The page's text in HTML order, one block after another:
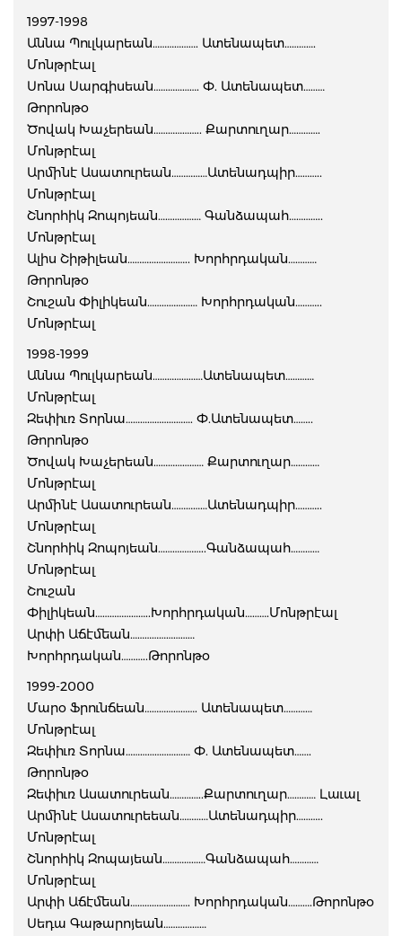
1997-1998
Աննա Պուլկարեան………………. Ատենապետ………….
Մոնթրէալ
Սոնա Սարգիսեան………………. Փ. Ատենապետ………
Թորոնթօ
Ծովակ Խաչերեան……………….. Քարտուղար………….
Մոնթրէալ
Արմինէ Ասատուրեան……………Ատենադպիր………..
Մոնթրէալ
Շնորհիկ Զոպոյեան……………… Գանձապահ…………..
Մոնթրէալ
Ալիս Շիթիլեան…………………….. Խորհրդական…………
Թորոնթօ
Շուշան Փիլիկեան………………… Խորհրդական………..
Մոնթրէալ
1998-1999
Աննա Պուլկարեան…………………Ատենապետ…………
Մոնթրէալ
Զեփիւռ Տորնա………………………. Փ.Ատենապետ……..
Թորոնթօ
Ծովակ Խաչերեան………………… Քարտուղար…………
Մոնթրէալ
Արմինէ Ասատուրեան……………Ատենադպիր………..
Մոնթրէալ
Շնորհիկ Զոպոյեան………………..Գանձապահ…………
Մոնթրէալ
Շուշան
Փիլիկեան…………………..Խորհրդական……….Մոնթրէալ
Արփի Աճէմեան………………………
Խորհրդական………..Թորոնթօ
1999-2000
Մարօ Ֆրունճեան…………………. Ատենապետ…………
Մոնթրէալ
Զեփիւռ Տորնա……………………… Փ. Ատենապետ…….
Թորոնթօ
Զեփիւռ Ասատուրեան…………..Քարտուղար………… Լաւալ
Արմինէ Ասատուրեեան…………Ատենադպիր………..
Մոնթրէալ
Շնորհիկ Զոպայեան………………Գանձապահ…………
Մոնթրէալ
Արփի Աճէմեան……………………. Խորհրդական……….Թորոնթօ
Սեդա Գաթարոյեան………………